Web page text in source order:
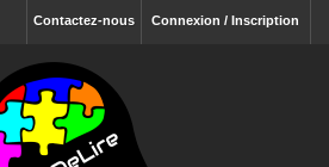
Connexion / Inscription
Contactez-nous